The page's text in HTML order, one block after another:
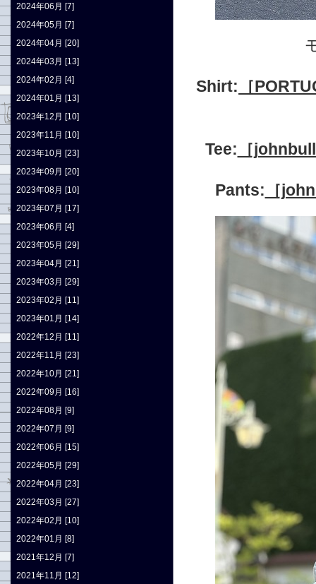
Shirt: ［
Tee: ［
Pants: ［
2024年06月 [7]
2024年05月 [7]
2024年04月 [20]
2024年03月 [13]
2024年02月 [4]
2024年01月 [13]
2023年12月 [10]
2023年11月 [10]
2023年10月 [23]
2023年09月 [20]
2023年08月 [10]
2023年07月 [17]
2023年06月 [4]
2023年05月 [29]
2023年04月 [21]
2023年03月 [29]
2023年02月 [11]
2023年01月 [14]
2022年12月 [11]
2022年11月 [23]
2022年10月 [21]
2022年09月 [16]
2022年08月 [9]
2022年07月 [9]
2022年06月 [15]
2022年05月 [29]
2022年04月 [23]
2022年03月 [27]
2022年02月 [10]
2022年01月 [8]
2021年12月 [7]
2021年11月 [12]